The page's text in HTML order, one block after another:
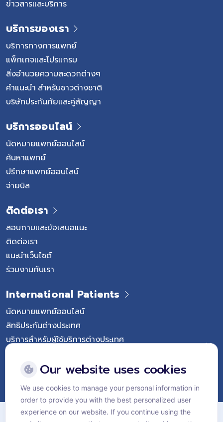
ข่าวสารและบริการ
บริการของเรา
บริการทางการแพทย์
แพ็กเกจและโปรแกรม
สิ่งอำนวยความสะดวกต่างๆ
คำแนะนำ สำหรับชาวต่างชาติ
บริษัทประกันภัยและคู่สัญญา
บริการออนไลน์
นัดหมายแพทย์ออนไลน์
ค้นหาแพทย์
ปรึกษาแพทย์ออนไลน์
จ่ายบิล
ติดต่อเรา
สอบถามและข้อเสนอแนะ
ติดต่อเรา
แนะนำเว็บไซต์
ร่วมงานกับเรา
International Patients
นัดหมายแพทย์ออนไลน์
สิทธิประกันต่างประเทศ
บริการสำหรับผู้ใช้บริการต่างประเทศ
Follow Vejthani International Hospital
แผนผังเว็บไซต์
Our website uses cookies
We use cookies to manage your personal information in
order to provide you with the best personalized user
experience on our website. If you continue using the